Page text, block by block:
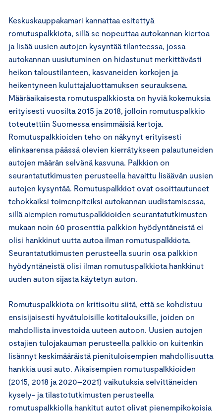
Keskuskauppakamari kannattaa esitettyä
romutuspalkkiota, sillä se nopeuttaa autokannan kiertoa
ja lisää uusien autojen kysyntää tilanteessa, jossa
autokannan uusiutuminen on hidastunut merkittävästi
heikon taloustilanteen, kasvaneiden korkojen ja
heikentyneen kuluttajaluottamuksen seurauksena.
Määräaikaisesta romutuspalkkiosta on hyviä kokemuksia
erityisesti vuosilta 2015 ja 2018, jolloin romutuspalkkio
toteutettiin Suomessa ensimmäisiä kertoja.
Romutuspalkkioiden teho on näkynyt erityisesti
elinkaarensa päässä olevien kierrätykseen palautuneiden
autojen määrän selvänä kasvuna. Palkkion on
seurantatutkimusten perusteella havaittu lisäävän uusien
autojen kysyntää. Romutuspalkkiot ovat osoittautuneet
tehokkaiksi toimenpiteiksi autokannan uudistamisessa,
sillä aiempien romutuspalkkioiden seurantatutkimusten
mukaan noin 60 prosenttia palkkion hyödyntäneistä ei
olisi hankkinut uutta autoa ilman romutuspalkkiota.
Seurantatutkimusten perusteella suurin osa palkkion
hyödyntäneistä olisi ilman romutuspalkkiota hankkinut
uuden auton sijasta käytetyn auton.
Romutuspalkkiota on kritisoitu siitä, että se kohdistuu
ensisijaisesti hyvätuloisille kotitalouksille, joiden on
mahdollista investoida uuteen autoon. Uusien autojen
ostajien tulojakauman perusteella palkkio on kuitenkin
lisännyt keskimääräistä pienituloisempien mahdollisuutta
hankkia uusi auto. Aikaisempien romutuspalkkioiden
(2015, 2018 ja 2020–2021) vaikutuksia selvittäneiden
kysely- ja tilastotutkimusten perusteella
romutuspalkkiolla hankitut autot olivat pienempikokoisia